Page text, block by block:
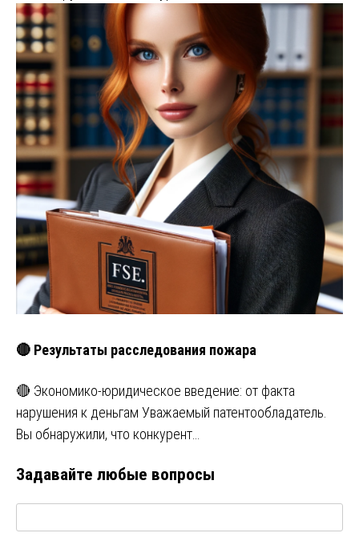
🔴 Результаты расследования пожара
🔴 Экономико-юридическое введение: от факта
нарушения к деньгам Уважаемый патентообладатель.
Вы обнаружили, что конкурент…
Задавайте любые вопросы